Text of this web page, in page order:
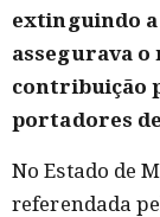
extinguindo
assegurava
contribuição
portadores
No Estado de
referendada